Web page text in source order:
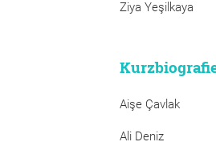
Ziya Yeşilkaya
Aişe Çavlak
Ali Deniz